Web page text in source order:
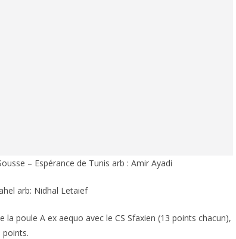
– Espérance de Tunis arb : Amir Ayadi
arb: Nidhal Letaief
la poule A ex aequo avec le CS Sfaxien (13 points chacun),
points.